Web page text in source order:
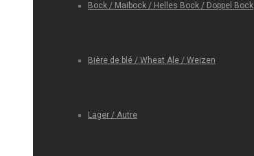
Bock / Maibock / Helles Bock / Doppel Bock
Bière de blé / Wheat Ale / Weizen
Lager / Autre